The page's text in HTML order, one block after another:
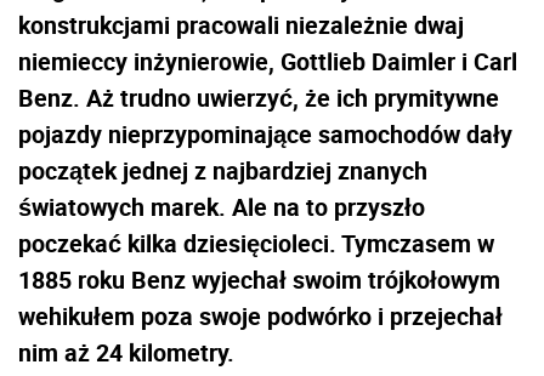
konstrukcjami pracowali niezależnie dwaj
niemieccy inżynierowie, Gottlieb Daimler i Carl
Benz. Aż trudno uwierzyć, że ich prymitywne
pojazdy nieprzypominające samochodów dały
początek jednej z najbardziej znanych
światowych marek. Ale na to przyszło
poczekać kilka dziesięcioleci. Tymczasem w
1885 roku Benz wyjechał swoim trójkołowym
wehikułem poza swoje podwórko i przejechał
nim aż 24 kilometry.